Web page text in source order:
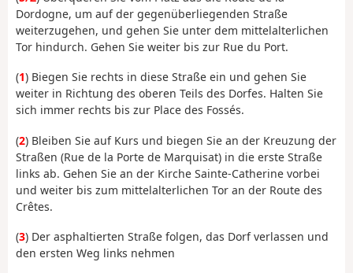
Dordogne, um auf der gegenüberliegenden Straße
weiterzugehen, und gehen Sie unter dem mittelalterlichen
Tor hindurch. Gehen Sie weiter bis zur Rue du Port.
(1) Biegen Sie rechts in diese Straße ein und gehen Sie
weiter in Richtung des oberen Teils des Dorfes. Halten Sie
sich immer rechts bis zur Place des Fossés.
(2) Bleiben Sie auf Kurs und biegen Sie an der Kreuzung der
Straßen (Rue de la Porte de Marquisat) in die erste Straße
links ab. Gehen Sie an der Kirche Sainte-Catherine vorbei
und weiter bis zum mittelalterlichen Tor an der Route des
Crêtes.
(3) Der asphaltierten Straße folgen, das Dorf verlassen und
den ersten Weg links nehmen